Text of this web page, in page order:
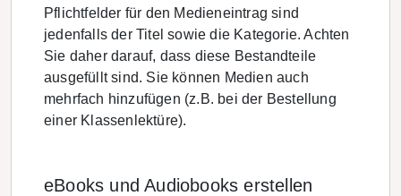
Pflichtfelder für den Medieneintrag sind
jedenfalls der Titel sowie die Kategorie. Achten
Sie daher darauf, dass diese Bestandteile
ausgefüllt sind. Sie können Medien auch
mehrfach hinzufügen (z.B. bei der Bestellung
einer Klassenlektüre).
eBooks und Audiobooks erstellen